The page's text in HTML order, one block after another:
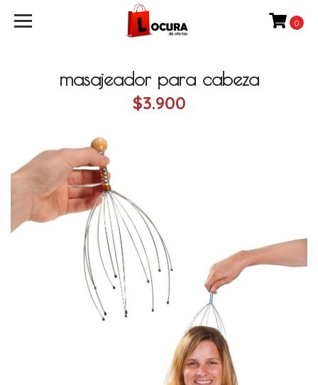
0
masajeador para cabeza
$3.900